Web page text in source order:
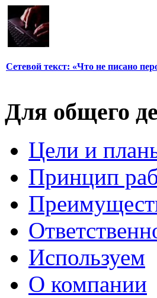
Сетевой текст: «Что не писано
Для общего
Цели и
Принцип
Используем
О компании